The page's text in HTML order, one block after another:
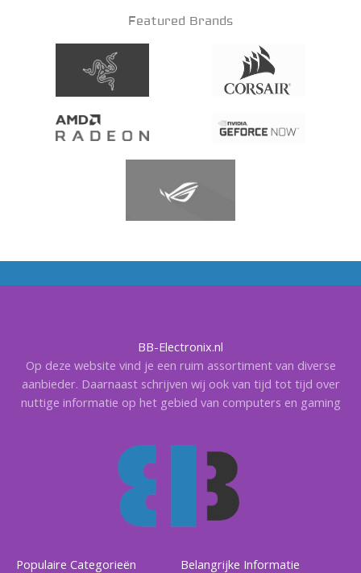
Featured Brands
BB-Electronix.nl
Op deze website vind je een ruim assortiment van diverse
aanbieder. Daarnaast schrijven wij ook van tijd tot tijd over
nuttige informatie op het gebied van computers en gaming
Populaire Categorieën Belangrijke Informatie